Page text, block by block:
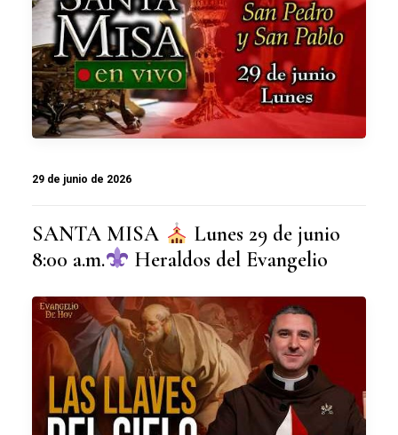
29 de junio de 2026
SANTA MISA
Lunes 29 de junio
8:00 a.m.
Heraldos del Evangelio